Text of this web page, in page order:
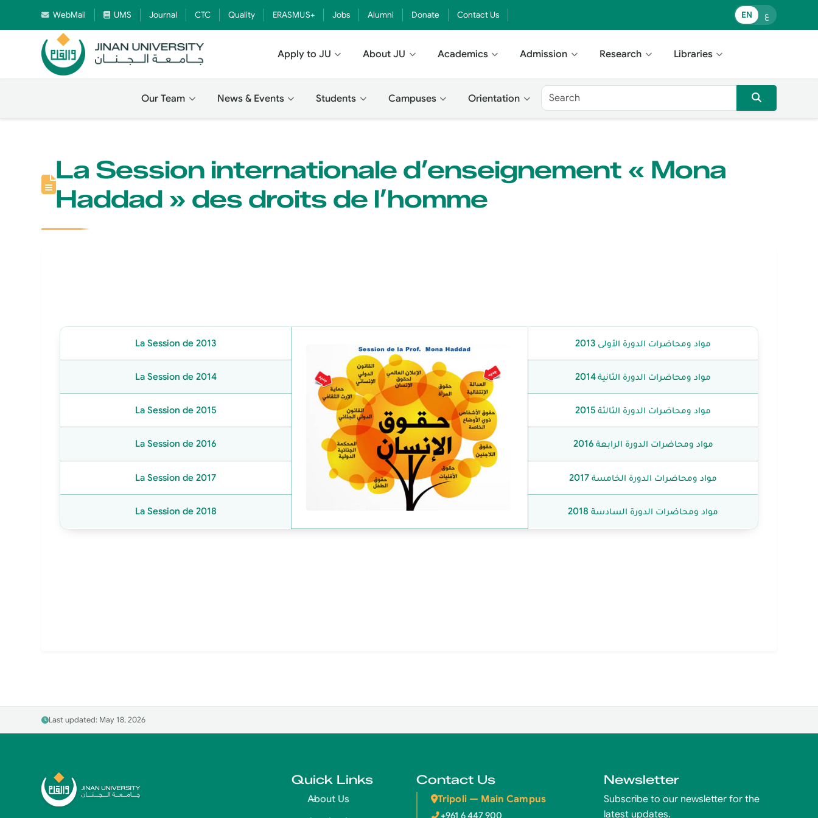
WebMail UMS Journal CTC Quality ERASMUS+ Jobs Alumni Donate Contact Us EN ع
Apply to JU About JU Academics Admission Research Libraries
Our Team News & Events Students Campuses Orientation
La Session internationale d’enseignement « Mona
Haddad » des droits de l’homme
La Session de 2013 مواد ومحاضرات الدورة الأولى 2013
La Session de 2014 مواد ومحاضرات الدورة الثانية 2014
La Session de 2015 مواد ومحاضرات الدورة الثالثة 2015
La Session de 2016 مواد ومحاضرات الدورة الرابعة 2016
La Session de 2017 مواد ومحاضرات الدورة الخامسة 2017
La Session de 2018 مواد ومحاضرات الدورة السادسة 2018
Last updated: May 18, 2026
Quick Links
About Us
Contact Us
Tripoli — Main Campus
+961 6 447 900
Newsletter
Subscribe to our newsletter for the
latest updates.